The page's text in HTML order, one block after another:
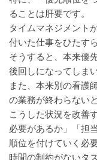
ることは肝要です。
タイムマネジメント
付いた仕事をひたす
そうすると、本来優
後回しになってしま
また、本来別の看護
の業務が終わらない
こうした状況を改善
必要があるか」「担
順位を付けていく必
時間の制約がないタ